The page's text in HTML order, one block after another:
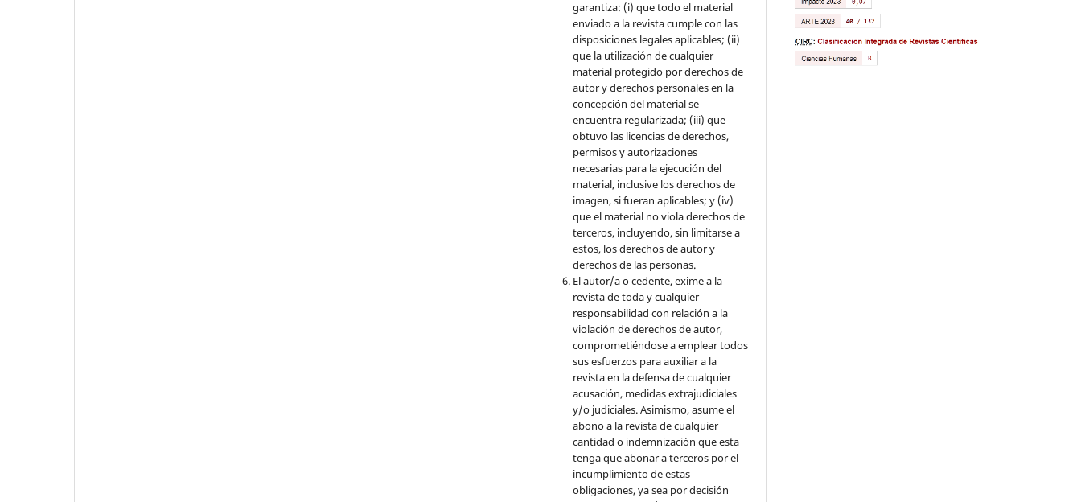
garantiza: (i) que todo el material
enviado a la revista cumple con las
disposiciones legales aplicables; (ii)
que la utilización de cualquier
material protegido por derechos de
autor y derechos personales en la
concepción del material se
encuentra regularizada; (iii) que
obtuvo las licencias de derechos,
permisos y autorizaciones
necesarias para la ejecución del
material, inclusive los derechos de
imagen, si fueran aplicables; y (iv)
que el material no viola derechos de
terceros, incluyendo, sin limitarse a
estos, los derechos de autor y
derechos de las personas.
El autor/a o cedente, exime a la
revista de toda y cualquier
responsabilidad con relación a la
violación de derechos de autor,
comprometiéndose a emplear todos
sus esfuerzos para auxiliar a la
revista en la defensa de cualquier
acusación, medidas extrajudiciales
y/o judiciales. Asimismo, asume el
abono a la revista de cualquier
cantidad o indemnización que esta
tenga que abonar a terceros por el
incumplimiento de estas
obligaciones, ya sea por decisión